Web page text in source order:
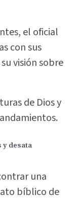
el oficial
con sus
visión sobre
de Dios y
y desata
una
bíblico de